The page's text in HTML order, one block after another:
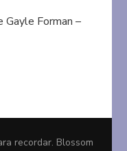
Gayle Forman –
recordar. Blossom